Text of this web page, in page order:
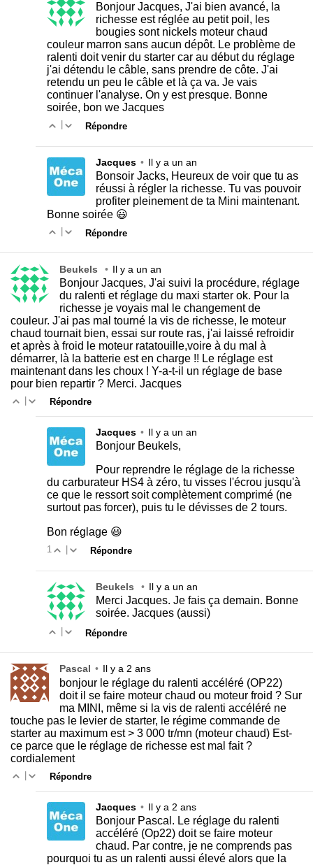
Bonjour Jacques, J'ai bien avancé, la
richesse est réglée au petit poil, les
bougies sont nickels moteur chaud
couleur marron sans aucun dépôt. Le problème de
ralenti doit venir du starter car au début du réglage
j'ai détendu le câble, sans prendre de côte. J'ai
retendu un peu le câble et là ça va. Je vais
continuer l'analyse. On y est presque. Bonne
soirée, bon we Jacques
Répondre
Jacques • Il y a un an
Bonsoir Jacks, Heureux de voir que tu as
réussi à régler la richesse. Tu vas pouvoir
profiter pleinement de ta Mini maintenant.
Bonne soirée 😃
Répondre
Beukels • Il y a un an
Bonjour Jacques, J'ai suivi la procédure, réglage
du ralenti et réglage du maxi starter ok. Pour la
richesse je voyais mal le changement de
couleur. J'ai pas mal tourné la vis de richesse, le moteur
chaud tournait bien, essai sur route ras, j'ai laissé refroidir
et après à froid le moteur ratatouille,voire à du mal à
démarrer, là la batterie est en charge !! Le réglage est
maintenant dans les choux ! Y-a-t-il un réglage de base
pour bien repartir ? Merci. Jacques
Répondre
Jacques • Il y a un an
Bonjour Beukels,
Pour reprendre le réglage de la richesse
du carburateur HS4 à zéro, tu visses l'écrou jusqu'à
ce que le ressort soit complètement comprimé (ne
surtout pas forcer), puis tu le dévisses de 2 tours.
Bon réglage 😃
1 | Répondre
Beukels • Il y a un an
Merci Jacques. Je fais ça demain. Bonne
soirée. Jacques (aussi)
Répondre
Pascal • Il y a 2 ans
bonjour le réglage du ralenti accéléré (OP22)
doit il se faire moteur chaud ou moteur froid ? Sur
ma MINI, même si la vis de ralenti accéléré ne
touche pas le levier de starter, le régime commande de
starter au maximum est > 3 000 tr/mn (moteur chaud) Est-
ce parce que le réglage de richesse est mal fait ?
cordialement
Répondre
Jacques • Il y a 2 ans
Bonjour Pascal. Le réglage du ralenti
accéléré (Op22) doit se faire moteur
chaud. Par contre, je ne comprends pas
pourquoi tu as un ralenti aussi élevé alors que la